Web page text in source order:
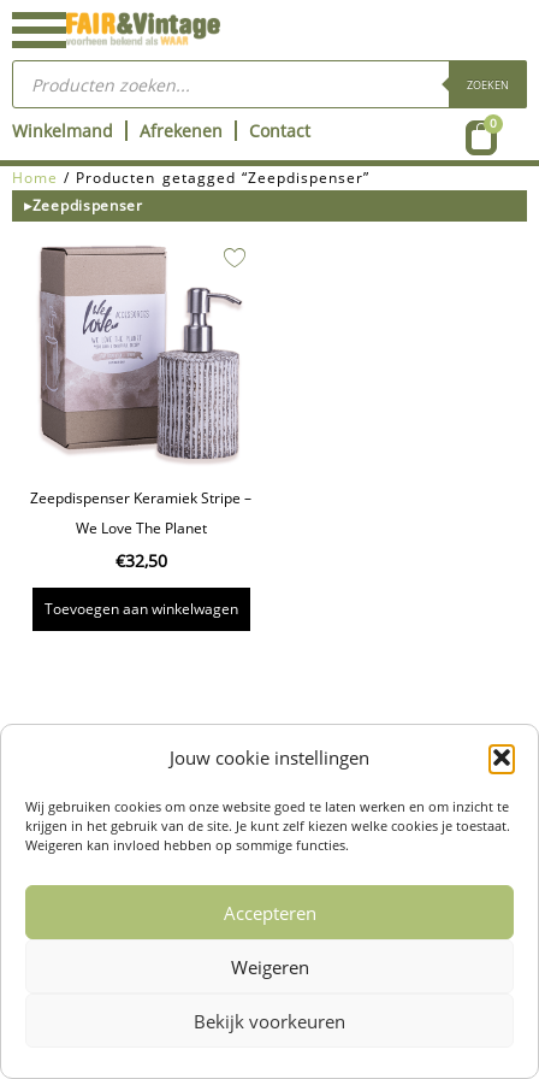
Jouw cookie instellingen
Wij gebruiken cookies om onze website goed te laten werken en om inzicht te
krijgen in het gebruik van de site. Je kunt zelf kiezen welke cookies je toestaat.
Weigeren kan invloed hebben op sommige functies.
Accepteren
Weigeren
Bekijk voorkeuren
Ga
naar
inhoud
Producten
zoeken ZOEKEN
Winkelmand Afrekenen Contact 0
Home / Producten getagged “Zeepdispenser”
▸Zeepdispenser
Zeepdispenser Keramiek Stripe –
We Love The Planet
€32,50
Toevoegen aan winkelwagen